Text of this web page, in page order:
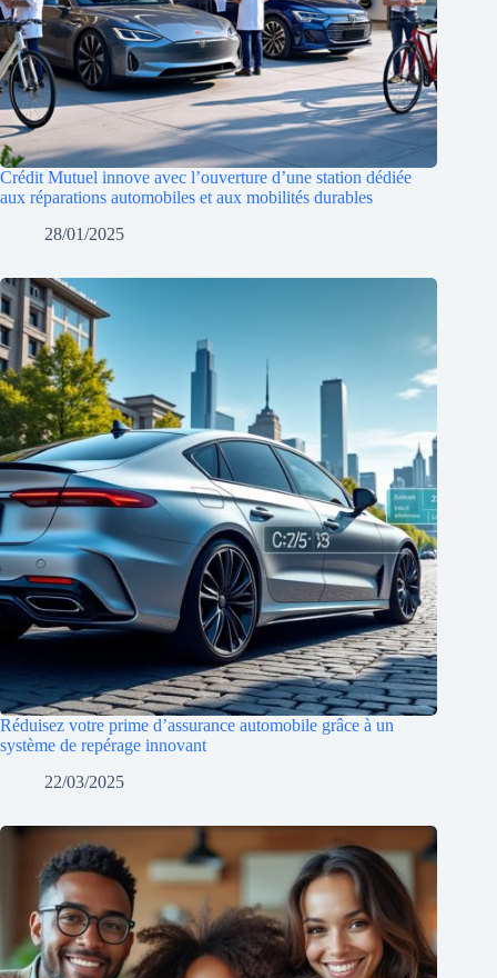
Crédit Mutuel innove avec l’ouverture d’une station dédiée
aux réparations automobiles et aux mobilités durables
28/01/2025
Réduisez votre prime d’assurance automobile grâce à un
système de repérage innovant
22/03/2025